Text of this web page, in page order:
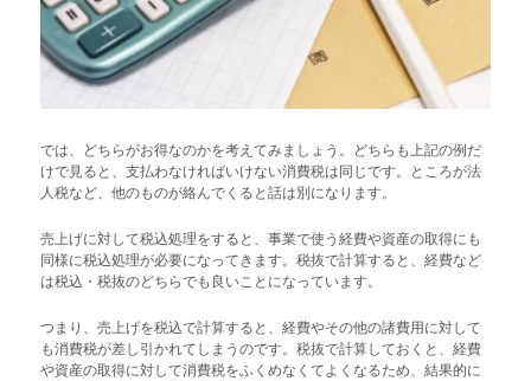
では、どちらがお得なのかを考えてみましょう。どちらも上記の例だ
けで見ると、支払わなければいけない消費税は同じです。ところが法
人税など、他のものが絡んでくると話は別になります。
売上げに対して税込処理をすると、事業で使う経費や資産の取得にも
同様に税込処理が必要になってきます。税抜で計算すると、経費など
は税込・税抜のどちらでも良いことになっています。
つまり、売上げを税込で計算すると、経費やその他の諸費用に対して
も消費税が差し引かれてしまうのです。税抜で計算しておくと、経費
や資産の取得に対して消費税をふくめなくてよくなるため、結果的に